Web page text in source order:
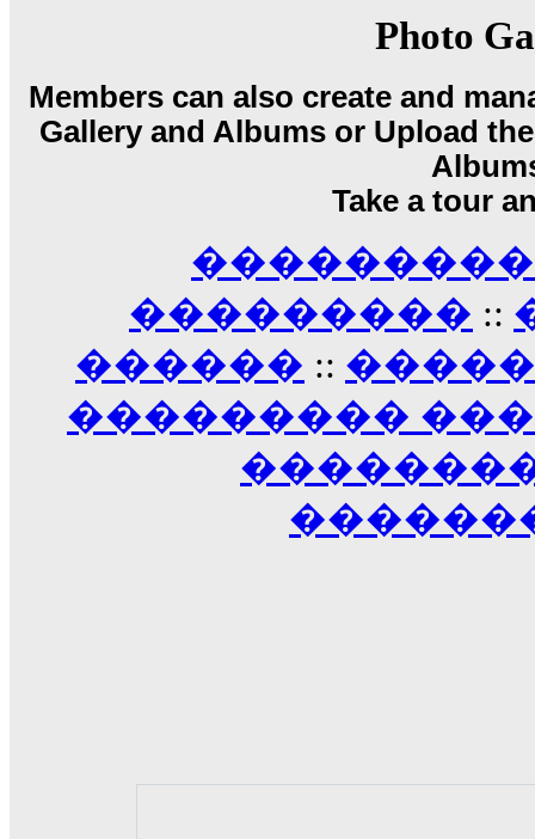
Echo, ���� �� ������� ��
������ �� �����.. "������" ���
15:33
��������� ����, ���������
����� ��������� ��
������! ��� ������ �� �����...
������� ���� ���� ������;
Photo
Members can also create and
Gallery and Albums or Upload
Take a tour
���������
��������� ::
������ ::
���������